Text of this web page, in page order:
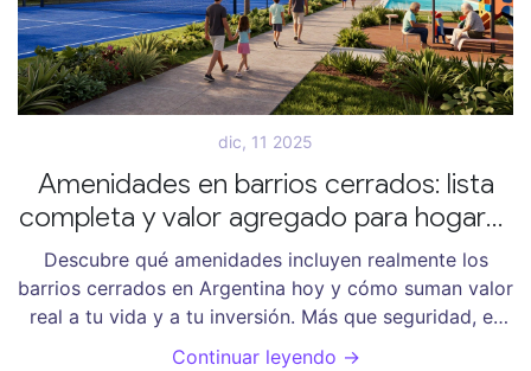
dic, 11 2025
Amenidades en barrios cerrados: lista
completa y valor agregado para hogares
argentinos
Descubre qué amenidades incluyen realmente los
barrios cerrados en Argentina hoy y cómo suman valor
real a tu vida y a tu inversión. Más que seguridad, es
eficiencia, tiempo y calidad de vida.
Continuar leyendo →